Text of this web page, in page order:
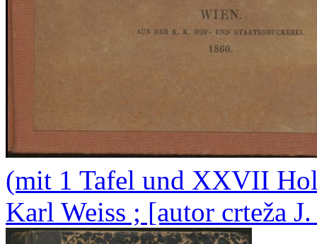
(mit 1 Tafel und XXVII
Karl Weiss ; [autor crteža